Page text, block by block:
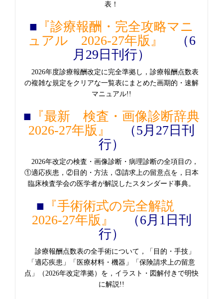
表！
■ 『診療報酬・完全攻略マニ
ュアル 2026-27年版』
（6
月29日刊行）
2026年度診療報酬改定に完全準拠し，診療報酬点数表
の複雑な規定をクリアな一覧表にまとめた画期的・速解
マニュアル!!
■ 『最新 検査・画像診断辞典
2026-27年版』
（5月27日刊
行）
2026年改定の検査・画像診断・病理診断の全項目の，
①適応疾患，②目的・方法，③請求上の留意点を，日本
臨床検査学会の医学者が解説したスタンダード事典。
■ 『手術術式の完全解説
2026-27年版』
（6月1日刊
行）
診療報酬点数表の全手術について，「目的・手技」
「適応疾患」「医療材料・機器」「保険請求上の留意
点」（2026年改定準拠）を，イラスト・図解付きで明快
に解説!!